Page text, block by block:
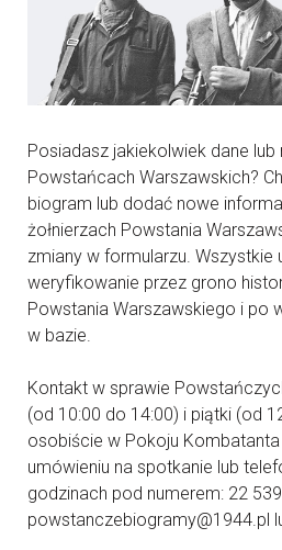
Posiadasz jakiekolwiek dane lub
Powstańcach Warszawskich?
biogram lub dodać nowe
żołnierzach Powstania
zmiany w formularzu. Wszystkie
weryfikowanie przez grono
Powstania Warszawskiego i po
w bazie.
Kontakt w sprawie
(od 10:00 do 14:00) i piątki (od
osobiście w Pokoju
umówieniu na spotkanie lub
godzinach pod numerem: 22
powstanczebiogramy@1944.pl